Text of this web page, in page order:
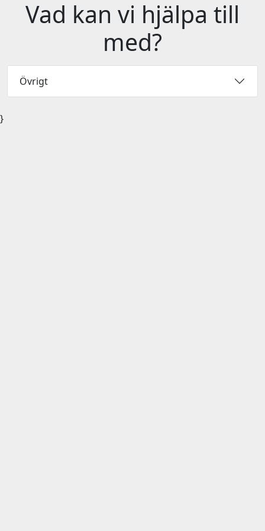
Vad kan vi hjälpa till
med?
Övrigt
}